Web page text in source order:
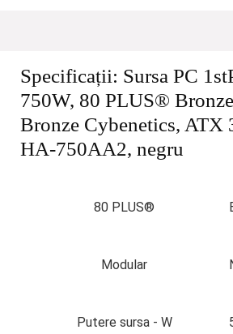
Specificații: Sursa PC
750W, 80 PLUS®
Bronze Cybenetics, ATX
HA-750AA2, negru
80 PLUS®
Modular
Putere sursa - W